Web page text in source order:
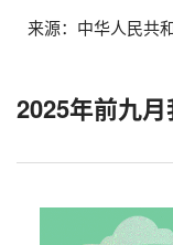
来源：中华人民共
2025年前九